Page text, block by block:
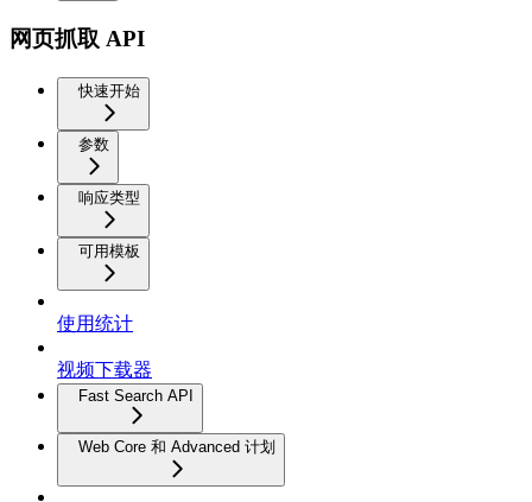
网页抓取 API
快速开始
参数
响应类型
可用模板
使用统计
视频下载器
Fast Search API
Web Core 和 Advanced 计划